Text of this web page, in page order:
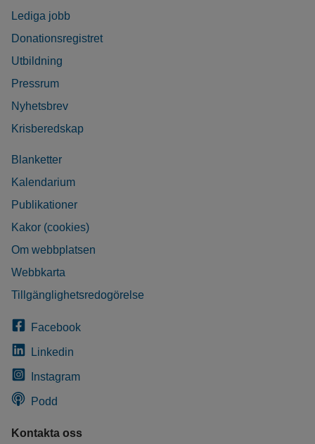
Lediga jobb
Donationsregistret
Utbildning
Pressrum
Nyhetsbrev
Krisberedskap
Blanketter
Kalendarium
Publikationer
Kakor (cookies)
Om webbplatsen
Webbkarta
Tillgänglighetsredogörelse
Facebook
Linkedin
Instagram
Podd
Kontakta oss